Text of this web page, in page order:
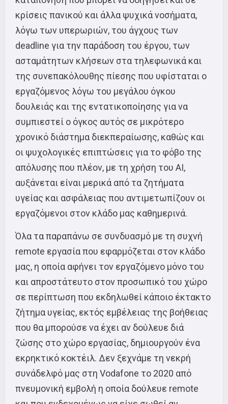
κρίσεις πανικού και άλλα ψυχικά νοσήματα,
λόγω των υπερωριών, του άγχους των
deadline για την παράδοση του έργου, των
ασταμάτητων κλήσεων στα τηλεφωνικά και
της συνεπακόλουθης πίεσης που υφίσταται ο
εργαζόμενος λόγω του μεγάλου όγκου
δουλειάς και της εντατικοποίησης για να
συμπιεστεί ο όγκος αυτός σε μικρότερο
χρονικό διάστημα διεκπεραίωσης, καθώς και
οι ψυχολογικές επιπτώσεις για το φόβο της
απόλυσης που πλέον, με τη χρήση του AI,
αυξάνεται είναι μερικά από τα ζητήματα
υγείας και ασφάλειας που αντιμετωπίζουν οι
εργαζόμενοι στον κλάδο μας καθημερινά.
Όλα τα παραπάνω σε συνδυασμό με τη συχνή
remote εργασία που εφαρμόζεται στον κλάδο
μας, η οποία αφήνει τον εργαζόμενο μόνο του
και απροστάτευτο στον προσωπικό του χώρο
σε περίπτωση που εκδηλωθεί κάποιο έκτακτο
ζήτημα υγείας, εκτός εμβέλειας της βοήθειας
που θα μπορούσε να έχει αν δούλευε διά
ζώσης στο χώρο εργασίας, δημιουργούν ένα
εκρηκτικό κοκτέιλ. Δεν ξεχνάμε τη νεκρή
συνάδελφό μας στη Vodafone το 2020 από
πνευμονική εμβολή η οποία δούλευε remote